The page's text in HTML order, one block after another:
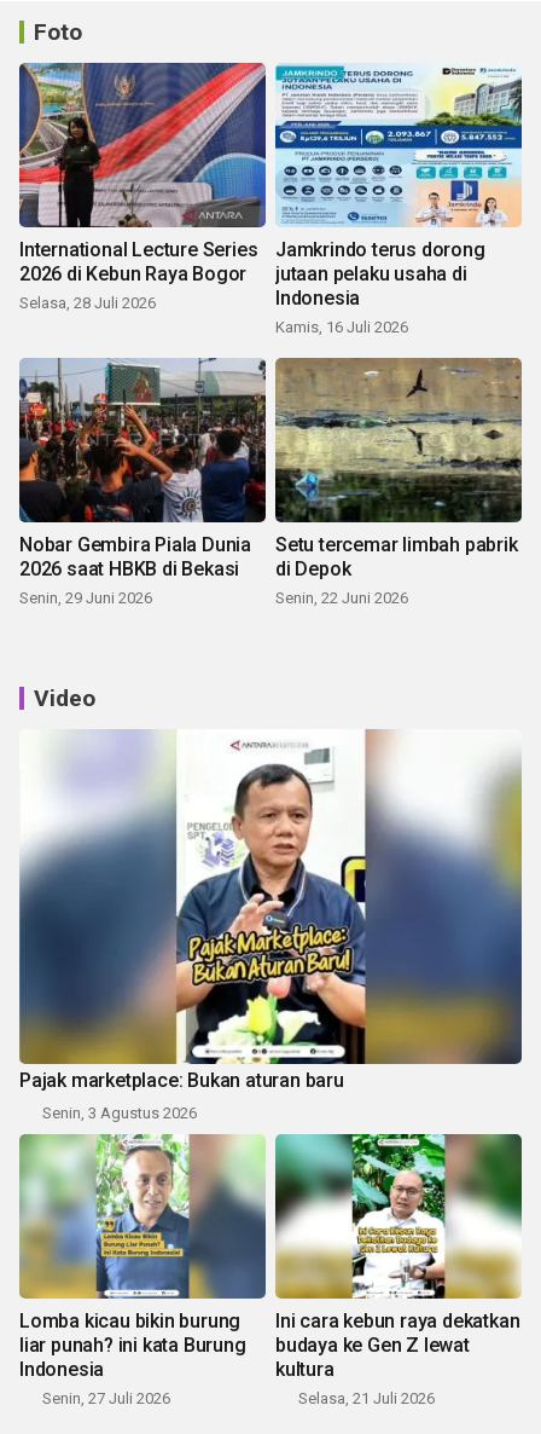
Foto
International Lecture Series
2026 di Kebun Raya Bogor
Selasa, 28 Juli 2026
Jamkrindo terus dorong
jutaan pelaku usaha di
Indonesia
Kamis, 16 Juli 2026
Nobar Gembira Piala Dunia
2026 saat HBKB di Bekasi
Senin, 29 Juni 2026
Setu tercemar limbah pabrik
di Depok
Senin, 22 Juni 2026
Video
Pajak marketplace: Bukan aturan baru
Senin, 3 Agustus 2026
Lomba kicau bikin burung
liar punah? ini kata Burung
Indonesia
Senin, 27 Juli 2026
Ini cara kebun raya dekatkan
budaya ke Gen Z lewat
kultura
Selasa, 21 Juli 2026